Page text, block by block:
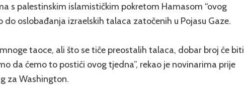
s palestinskim islamističkim pokretom Hamasom “ovog
do oslobađanja izraelskih talaca zatočenih u Pojasu Gaze.
taoce, ali što se tiče preostalih talaca, dobar broj će biti
da ćemo to postići ovog tjedna”, rekao je novinarima prije
za Washington.